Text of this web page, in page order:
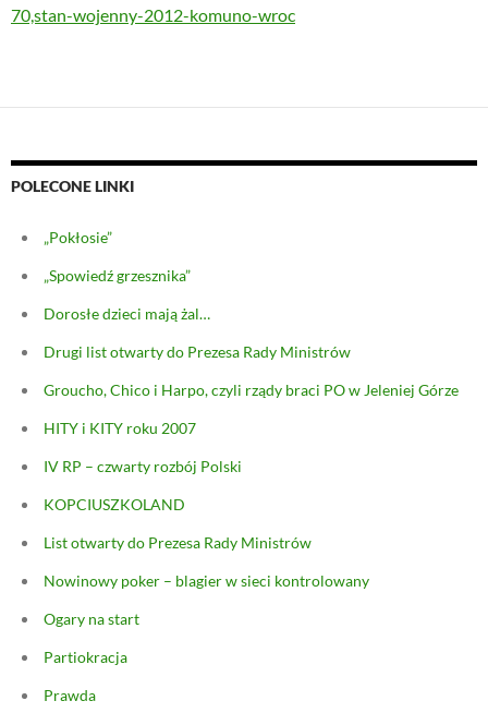
70,stan-wojenny-2012-komuno-wroc
POLECONE LINKI
„Pokłosie”
„Spowiedź grzesznika”
Dorosłe dzieci mają żal…
Drugi list otwarty do Prezesa Rady Ministrów
Groucho, Chico i Harpo, czyli rządy braci PO w Jeleniej Górze
HITY i KITY roku 2007
IV RP – czwarty rozbój Polski
KOPCIUSZKOLAND
List otwarty do Prezesa Rady Ministrów
Nowinowy poker – blagier w sieci kontrolowany
Ogary na start
Partiokracja
Prawda